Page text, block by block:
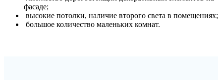
фасаде;
высокие потолки, наличие второго света в помещениях;
большое количество маленьких комнат.